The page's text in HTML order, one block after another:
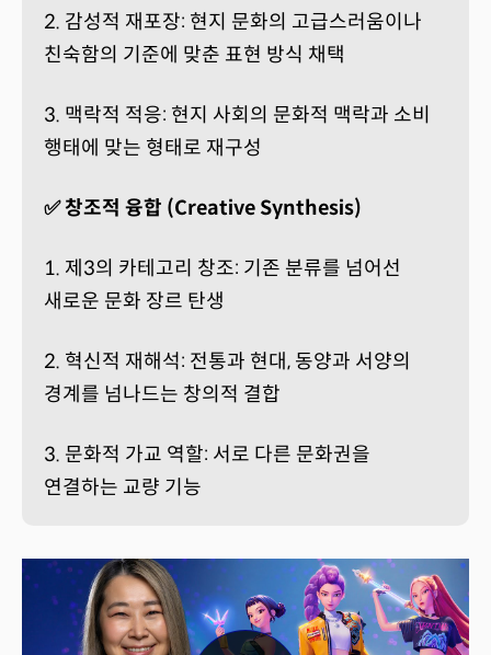
2. 감성적 재포장: 현지 문화의 고급스러움이나
친숙함의 기준에 맞춘 표현 방식 채택
3. 맥락적 적응: 현지 사회의 문화적 맥락과 소비
행태에 맞는 형태로 재구성
✅ 창조적 융합 (Creative Synthesis)
1. 제3의 카테고리 창조: 기존 분류를 넘어선
새로운 문화 장르 탄생
2. 혁신적 재해석: 전통과 현대, 동양과 서양의
경계를 넘나드는 창의적 결합
3. 문화적 가교 역할: 서로 다른 문화권을
연결하는 교량 기능